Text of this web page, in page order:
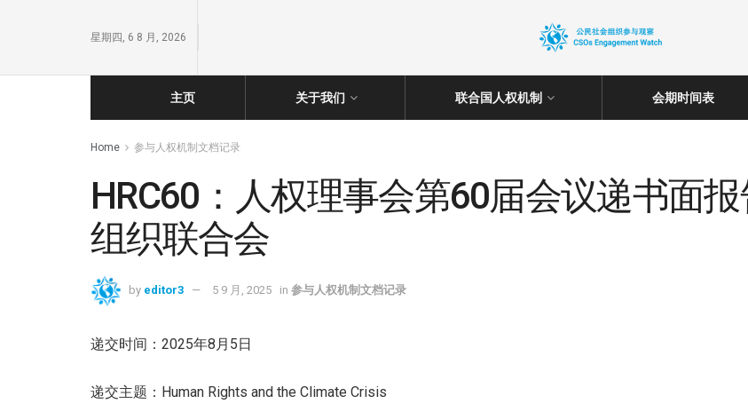
星期四, 6 8 月, 2026
主页 关于我们 联合国人权机制 会期时间表
Home 参与人权机制文档记录
HRC60：人权理事会第60届会议递书面
组织联合会
by editor3 5 9 月, 2025 in 参与人权机制文档记录
递交时间：2025年8月5日
递交主题：Human Rights and the Climate Crisis